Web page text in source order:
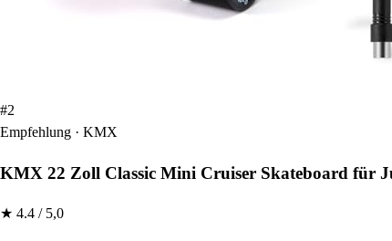
#2
Empfehlung · KMX
KMX 22 Zoll Classic Mini Cruiser Skateboard für
★ 4.4 / 5,0